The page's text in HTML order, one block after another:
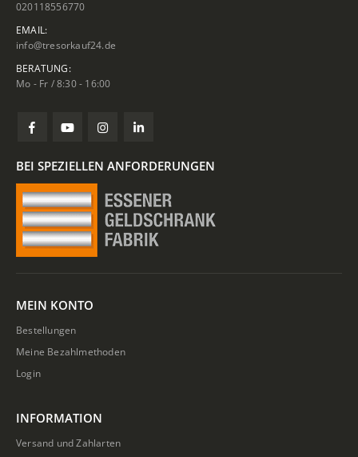
020118556770
EMAIL:
info@tresorkauf24.de
BERATUNG:
Mo - Fr / 8:30 - 16:00
BEI SPEZIELLEN ANFORDERUNGEN
MEIN KONTO
Bestellungen
Meine Bezahlmethoden
Login
INFORMATION
Versand und Zahlarten